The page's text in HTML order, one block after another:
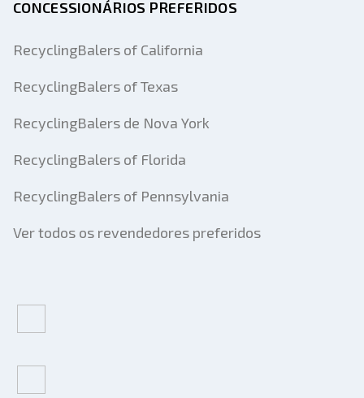
CONCESSIONÁRIOS PREFERIDOS
RecyclingBalers of California
RecyclingBalers of Texas
RecyclingBalers de Nova York
RecyclingBalers of Florida
RecyclingBalers of Pennsylvania
Ver todos os revendedores preferidos